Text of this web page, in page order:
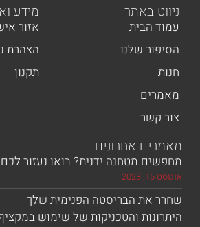
באתר
שלנו
מידע ואזור אישי
אזור אישי
הצהרת נגישות
אחרונים
מטחנה ידנית? בואו נעזור לכם!
הבריסטה הפנימית שלך
והטכניקות של שימוש במקציף חלב ידני